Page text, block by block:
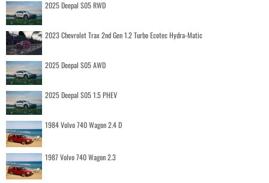
2025 Deepal S05 RWD
2023 Chevrolet Trax 2nd Gen 1.2 Turbo Ecotec Hydra-Matic
2025 Deepal S05 AWD
2025 Deepal S05 1.5 PHEV
1984 Volvo 740 Wagon 2.4 D
1987 Volvo 740 Wagon 2.3